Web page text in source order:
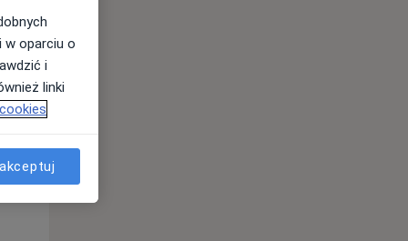
Wt,
11 Sie
w oparciu o
i
linki